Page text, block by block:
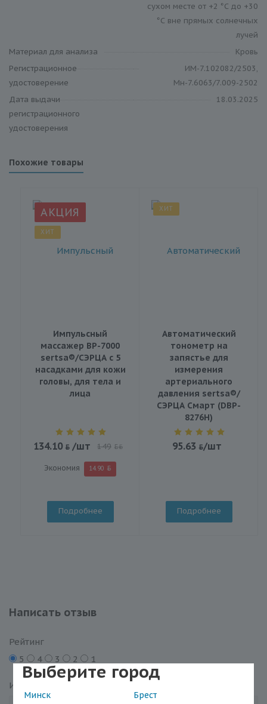
Выберите город
Минск Брест
сухом месте от +2 °С до +30
°С вне прямых солнечных
лучей
Материал для анализа
Кровь
Регистрационное
удостоверение
ИМ-7.102082/2503,
Мн-7.6063/7.009-2502
Дата выдачи
регистрационного
удостоверения
18.03.2025
Похожие товары
АКЦИЯ
ХИТ
Импульсный
массажер BP-7000
sertsa®/СЭРЦА с 5
насадками для кожи
головы, для тела и
лица
134.10 /шт 149 BYN
Экономия 14.90
Подробнее
ХИТ
Автоматический
тонометр на
запястье для
измерения
артериального
давления sertsa®/
СЭРЦА Смарт (DBP-
8276H)
95.63 /шт
Подробнее
Написать отзыв
Рейтинг
5
4 3 2 1
Имя